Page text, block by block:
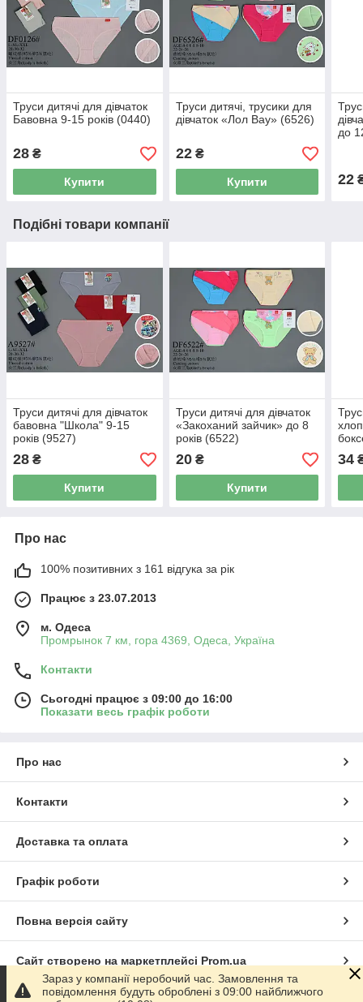
Труси дитячі для дівчаток
Бавовна 9-15 років (0440)
28 ₴
Купити
Труси дитячі, трусики для
дівчаток «Лол Вау» (6526)
22₴
Купити
до
22
Подібні товари компанії
Труси дитячі для дівчаток
бавовна "Школа" 9-15
років (9527)
28 ₴
Купити
Труси дитячі для дівчаток
«Закоханий зайчик» до 8
років (6522)
20₴
Купити
34
Про нас
100% позитивних з 161 відгука за рік
Працює з 23.07.2013
м. Одеса
Промрынок 7 км, гора 4369, Одеса, Україна
Контакти
Сьогодні працює з 09:00 до 16:00
Показати весь графік роботи
Про нас
Контакти
Доставка та оплата
Графік роботи
Повна версія сайту
Сайт створено на маркетплейсі Prom.ua
Зараз у компанії неробочий час. Замовлення та
повідомлення будуть оброблені з 09:00 найближчого